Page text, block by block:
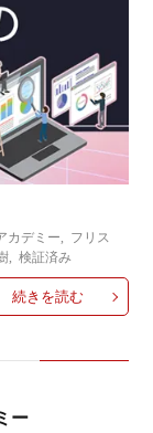
カデミー
フリス
,検証済み
続きを読む
ー